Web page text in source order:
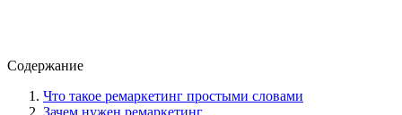
Содержание
Что такое ремаркетинг простыми словами
Зачем нужен ремаркетинг